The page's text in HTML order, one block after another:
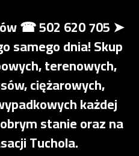
☎ 502 620 705 ➤
samego dnia! Skup
terenowych,
ciężarowych,
każdej
stanie oraz na
Tuchola.